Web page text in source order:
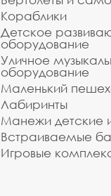
Кораблики
Детское
оборудование
Уличное
оборудование
Маленький
Лабиринты
Манежи детские
Встраиваемые
Игровые